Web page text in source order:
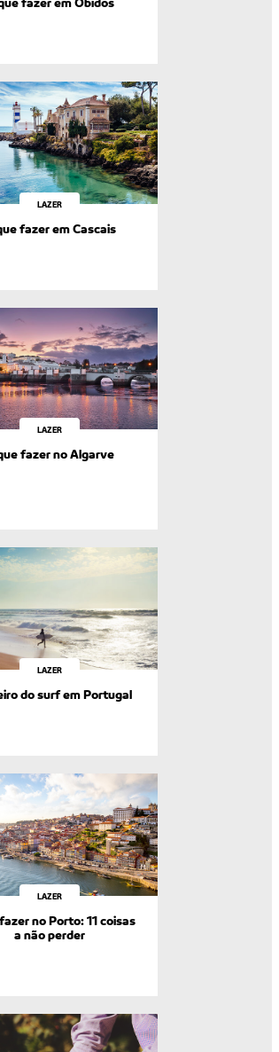
LAZER
fazer em Cascais
LAZER
fazer no Algarve
LAZER
do surf em Portugal
LAZER
no Porto: 11 coisas
a não perder